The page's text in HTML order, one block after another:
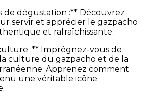
de dégustation :** Découvrez
servir et apprécier le gazpacho
et rafraîchissante.
:** Imprégnez-vous de
la culture du gazpacho et de la
Apprenez comment
une véritable icône